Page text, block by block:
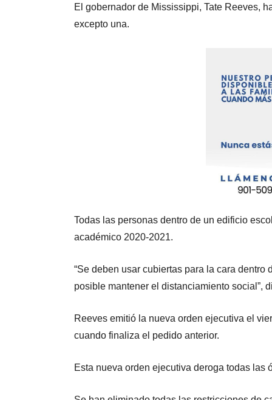
El gobernador de Mississippi, Tate Reeves,
excepto una.
Todas las personas dentro de un edificio
académico 2020-2021.
“Se deben usar cubiertas para la cara
posible mantener el distanciamiento social”,
Reeves emitió la nueva orden ejecutiva el
cuando finaliza el pedido anterior.
Esta nueva orden ejecutiva deroga todas las